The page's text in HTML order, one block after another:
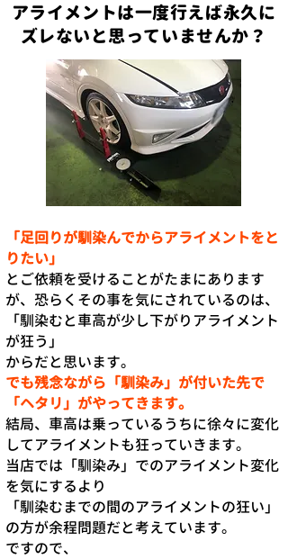
アライメントは一度行えば永久に
ズレないと思っていませんか？
「足回りが馴染んでからアライメントをと
りたい」
とご依頼を受けることがたまにあります
が、恐らくその事を気にされているのは、
「馴染むと車高が少し下がりアライメント
が狂う」
からだと思います。
でも残念ながら「馴染み」が付いた先で
「ヘタリ」がやってきます。
結局、車高は乗っているうちに徐々に変化
してアライメントも狂っていきます。
当店では「馴染み」でのアライメント変化
を気にするより
「馴染むまでの間のアライメントの狂い」
の方が余程問題だと考えています。
ですので、